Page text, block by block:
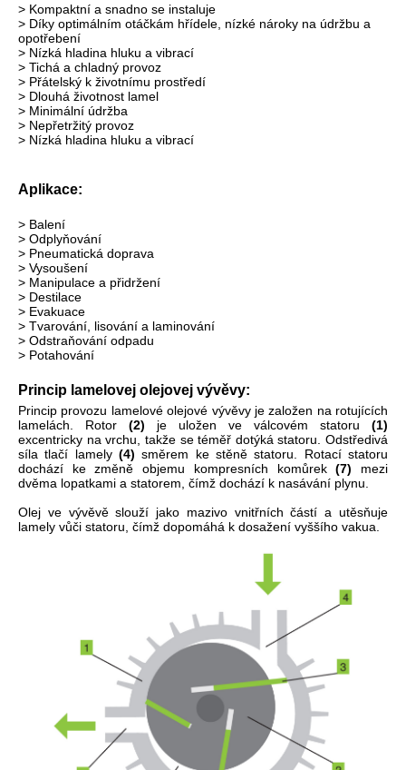
> Kompaktní a snadno se instaluje
> Díky optimálním otáčkám hřídele, nízké nároky na údržbu a
opotřebení
> Nízká hladina hluku a vibrací
> Tichá a chladný provoz
> Přátelský k životnímu prostředí
> Dlouhá životnost lamel
> Minimální údržba
> Nepřetržitý provoz
> Nízká hladina hluku a vibrací
Aplikace:
> Balení
> Odplyňování
> Pneumatická doprava
> Vysoušení
> Manipulace a přidržení
> Destilace
> Evakuace
> Tvarování, lisování a laminování
> Odstraňování odpadu
> Potahování
Princip lamelovej olejovej vývěvy:
Princip provozu lamelové olejové vývěvy je založen na rotujících
lamelách. Rotor (2) je uložen ve válcovém statoru (1)
excentricky na vrchu, takže se téměř dotýká statoru. Odstředivá
síla tlačí lamely(4) směrem ke stěně statoru. Rotací statoru
dochází ke změně objemu kompresních komůrek(7) mezi
dvěma lopatkami a statorem, čímž dochází k nasávání plynu.
Olej ve vývěvě slouží jako mazivo vnitřních částí a utěsňuje
lamely vůči statoru , čímž dopomáhá k dosažení vyššího vakua